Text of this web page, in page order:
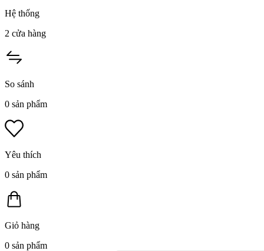
Hệ thống
2 cửa hàng
So sánh
0 sản phẩm
Yêu thích
0 sản phẩm
Giỏ hàng
0 sản phẩm